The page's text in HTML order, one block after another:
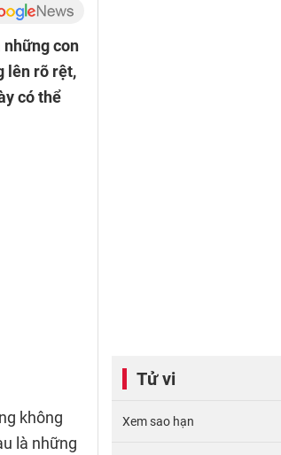
những con
lên rõ rệt,
có thể
không
là những
Tử vi
Xem sao hạn